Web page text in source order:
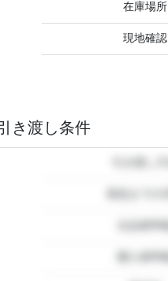
在庫場所
現地確認
き渡し条件